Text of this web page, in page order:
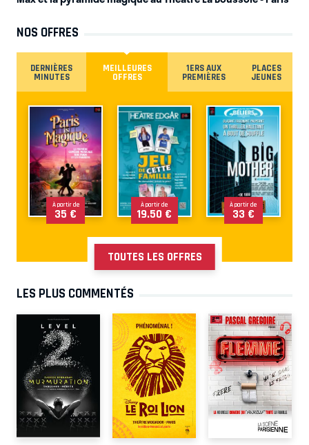
NOS OFFRES
DERNIÈRES
MINUTES
MEILLEURES
OFFRES
1ERS AUX
PREMIÈRES
PLACES
JEUNES
À partir de
35 €
À partir de
19.50 €
À partir de
33 €
TOUTES LES OFFRES
LES PLUS COMMENTÉS